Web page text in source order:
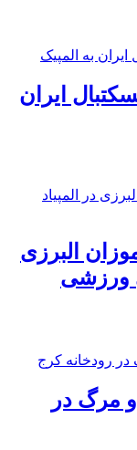
ایران
البرزی
ورزشی
مرگ در